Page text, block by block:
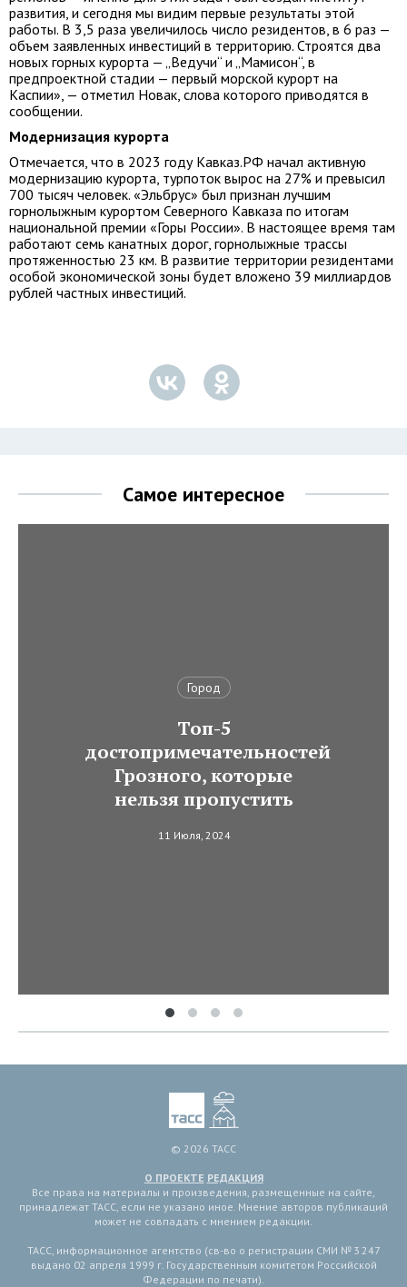
развития, и сегодня мы видим первые результаты этой
работы. В 3,5 раза увеличилось число резидентов, в 6 раз —
объем заявленных инвестиций в территорию. Строятся два
новых горных курорта — „Ведучи“ и „Мамисон“, в
предпроектной стадии — первый морской курорт на
Каспии», — отметил Новак, слова которого приводятся в
сообщении.
Модернизация курорта
Отмечается, что в 2023 году Кавказ.РФ начал активную
модернизацию курорта, турпоток вырос на 27% и превысил
700 тысяч человек. «Эльбрус» был признан лучшим
горнолыжным курортом Северного Кавказа по итогам
национальной премии «Горы России». В настоящее время там
работают семь канатных дорог, горнолыжные трассы
протяженностью 23 км. В развитие территории резидентами
особой экономической зоны будет вложено 39 миллиардов
рублей частных инвестиций.
Самое интересное
Город
Топ-5
достопримечательностей
Грозного, которые
нельзя пропустить
11 Июля, 2024
© 2026 ТАСС
О ПРОЕКТЕ РЕДАКЦИЯ
Все права на материалы и произведения, размещенные на сайте,
принадлежат ТАСС, если не указано иное. Мнение авторов публикаций
может не совпадать с мнением редакции.
ТАСС, информационное агентство (св-во о регистрации СМИ № 3 247
выдано 02 апреля 1999 г. Государственным комитетом Российской
Федерации по печати).